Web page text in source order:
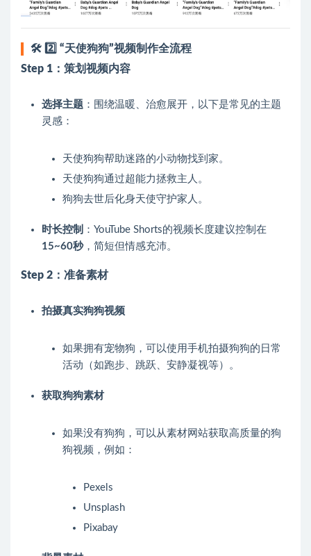
🛠️ 2️⃣ “天使狗狗”视频制作全流程
Step 1：策划视频内容
选择主题 ：围绕温暖、治愈展开，以下是常见的主题
灵感：
天使狗狗帮助迷路的小动物找到家。
天使狗狗通过超能力拯救主人。
狗狗去世后化身天使守护家人。
时长控制 ：YouTube Shorts的视频长度建议控制在
15~60秒，简短但情感充沛。
Step 2：准备素材
拍摄真实狗狗视频
如果拥有宠物狗，可以使用手机拍摄狗狗的日常
活动（如跑步、跳跃、安静凝视等）。
获取狗狗素材
如果没有狗狗，可以从素材网站获取高质量的狗
狗视频，例如：
Pexels
Unsplash
Pixabay